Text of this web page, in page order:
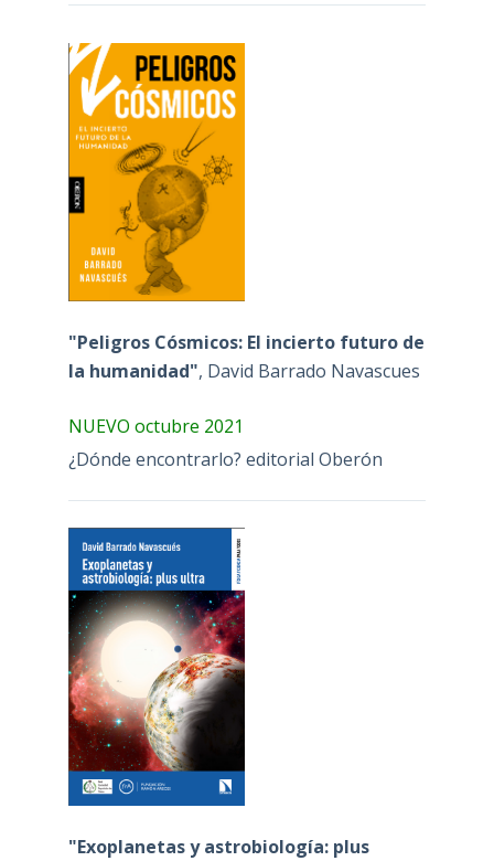
"Peligros Cósmicos: El incierto futuro de
la humanidad", David Barrado Navascues
NUEVO octubre 2021
¿Dónde encontrarlo? editorial Oberón
"Exoplanetas y astrobiología: plus